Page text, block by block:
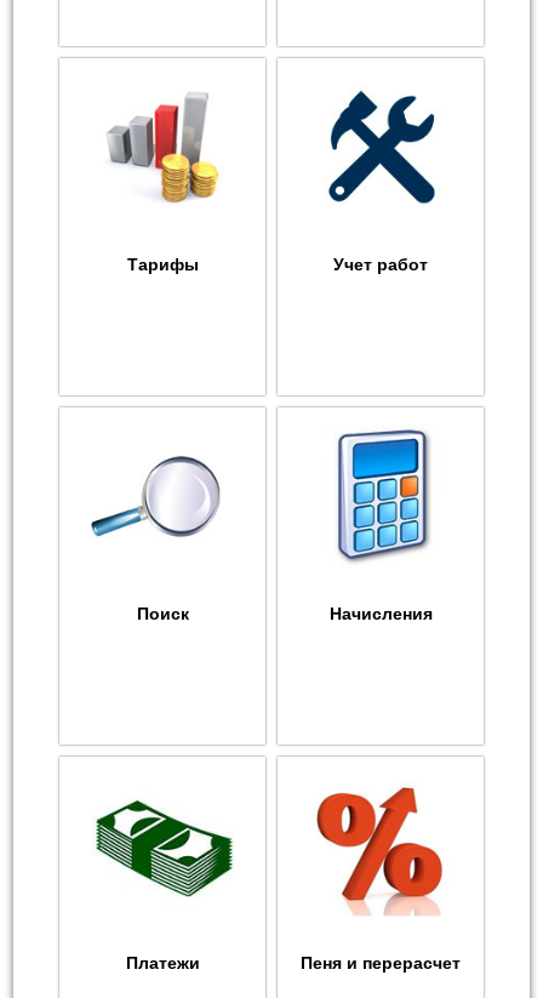
Тарифы Учет работ
Поиск Начисления
Платежи Пеня и перерасчет